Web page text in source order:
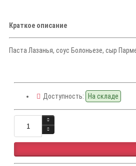
Краткое описание
Паста Лазанья, соус Болоньезе, сыр
Доступность: На складе